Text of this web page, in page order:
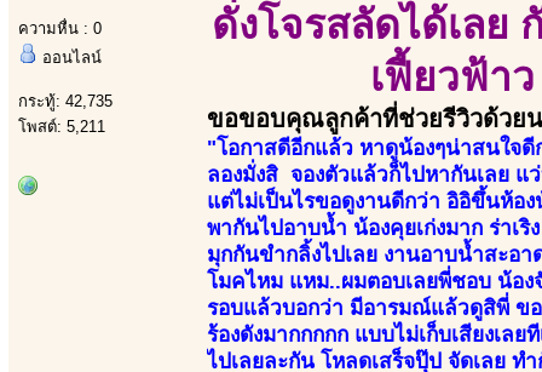
ความหื่น : 0
ออนไลน์
กระทู้: 42,735
โพสต์: 5,211
ดั่งโจรสลัดได้เลย
เฟี้ยวฟ้า
ขอขอบคุณลูกค้าที่ช่วยรีวิวด้วย
"โอกาสดีอีกแล้ว หาดูน้องๆน่าสนใจดี
ลองมั่งสิ จองตัวแล้วก็ไปหากันเลย แ
แต่ไม่เป็นไรขอดูงานดีกว่า อิอิขึ้นห้อ
พากันไปอาบน้ำ น้องคุยเก่งมาก ร่าเ
มุกกันขำกลิ้งไปเลย งานอาบน้ำสะอ
โมคไหม แหม..ผมตอบเลยพี่ชอบ น้อง
รอบแล้วบอกว่า มีอารมณ์แล้วดูสิพี่ ข
ร้องดังมากกกกก แบบไม่เก็บเสียงเ
ไปเลยละกัน โหลดเสร็จปุ๊ป จัดเลย ท